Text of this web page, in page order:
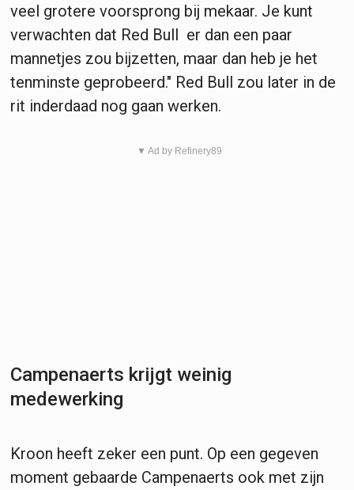
veel grotere voorsprong bij mekaar. Je kunt
verwachten dat Red Bull er dan een paar
mannetjes zou bijzetten, maar dan heb je het
tenminste geprobeerd." Red Bull zou later in de
rit inderdaad nog gaan werken.
▼ Ad by Refinery89
Campenaerts krijgt weinig
medewerking
Kroon heeft zeker een punt. Op een gegeven
moment gebaarde Campenaerts ook met zijn